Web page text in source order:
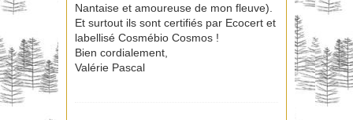
Nantaise et amoureuse de mon fleuve).
Et surtout ils sont certifiés par Ecocert et
labellisé Cosmébio Cosmos !
Bien cordialement,
Valérie Pascal